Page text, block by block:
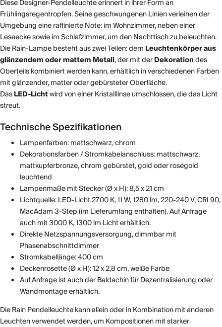
Diese Designer-Pendelleuchte erinnert in ihrer Form an
Frühlingsregentropfen. Seine geschwungenen Linien verleihen der
Umgebung eine raffinierte Note: im Wohnzimmer, neben einer
Leseecke sowie im Schlafzimmer, um den Nachttisch zu beleuchten.
Die Rain-Lampe besteht aus zwei Teilen: dem Leuchtenkörper aus
glänzendem oder mattem Metall, der mit derDekorationdes
Oberteils kombiniert werden kann, erhältlich in verschiedenen Farben
mit glänzender, matter oder gebürsteter Oberfläche.
DasLED-Lichtwird von einer Kristalllinse umschlossen, die das Licht
streut.
Technische Spezifikationen
Lampenfarben: mattschwarz, chrom
Dekorationsfarben / Stromkabelanschluss: mattschwarz,
mattkupferbronze, chrom gebürstet, gold oder roségold
leuchtend
Lampenmaße mit Stecker (Ø x H): 8,5 x 21 cm
Lichtquelle: LED-Licht 2700 K, 11 W, 1280 lm, 220-240 V, CRI 90,
MacAdam 3-Step (im Lieferumfang enthalten). Auf Anfrage
auch mit 3000 K, 1300 lm Licht erhältlich.
Direkte Netzspannungsversorgung, dimmbar mit
Phasenabschnittdimmer
Stromkabellänge: 400 cm
Deckenrosette (Ø x H): 12 x 2,8 cm, weiße Farbe
Auf Anfrage ist auch der Baldachin für Dezentralisierung oder
Wandmontage erhältlich.
Die Rain Pendelleuchte kann allein oder in Kombination mit anderen
Leuchten verwendet werden, um Kompositionen mit starker